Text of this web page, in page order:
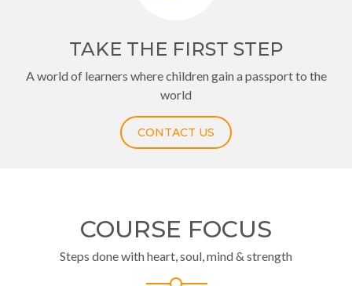
TAKE THE FIRST STEP
A world of learners where children gain a passport to the
world
CONTACT US
COURSE FOCUS
Steps done with heart, soul, mind & strength